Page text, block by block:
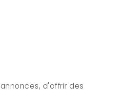
d'offrir des